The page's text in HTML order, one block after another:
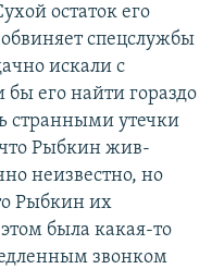
остаток его
спецслужбы
искали с
его найти гораздо
странными утечки
Рыбкин жив-
неизвестно, но
Рыбкин их
была какая-то
звонком